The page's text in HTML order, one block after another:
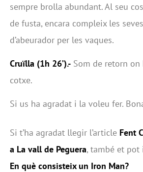
sempre brolla abundant. Al seu
de fusta, encara compleix les
d’abeurador per les vaques.
Cruïlla (1h 26’).- Som de retorn
cotxe.
Si us ha agradat i la voleu fer.
Si t’ha agradat llegir l’article Fent
a La vall de Peguera, també et
En què consisteix un Iron Man?